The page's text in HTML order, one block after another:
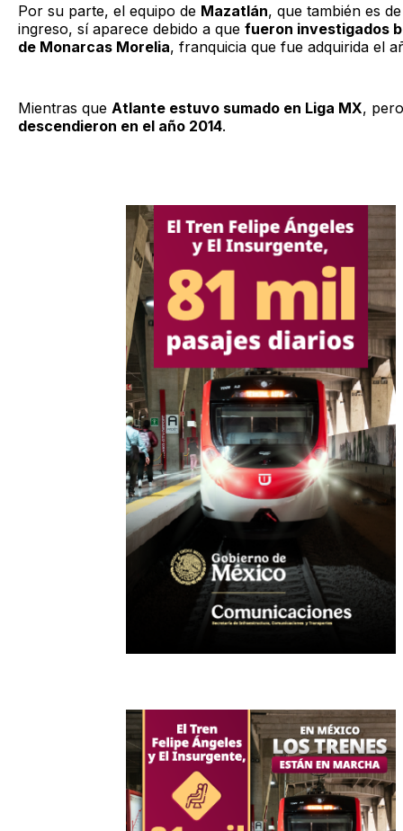
Por su parte, el equipo de Mazatlán, que también es
ingreso, sí aparece debido a que fueron investigados
de Monarcas Morelia, franquicia que fue adquirida el
Mientras que Atlante estuvo sumado en Liga MX, pero
descendieron en el año 2014.